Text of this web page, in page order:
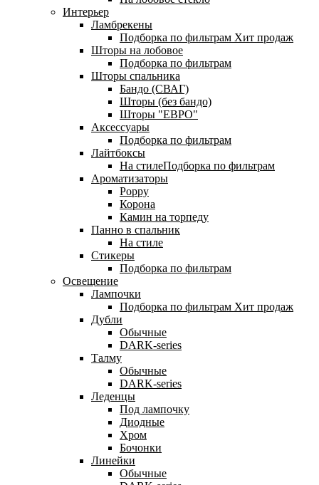
Интерьер
Ламбрекены
Подборка по фильтрам Хит продаж
Шторы на лобовое
Подборка по фильтрам
Шторы спальника
Бандо (СВАГ)
Шторы (без бандо)
Шторы "ЕВРО"
Аксессуары
Подборка по фильтрам
Лайтбоксы
На стилеПодборка по фильтрам
Ароматизаторы
Poppy
Корона
Камин на торпеду
Панно в спальник
На стиле
Стикеры
Подборка по фильтрам
Освещение
Лампочки
Подборка по фильтрам Хит продаж
Дубли
Обычные
DARK-series
Талму
Обычные
DARK-series
Леденцы
Под лампочку
Диодные
Хром
Бочонки
Линейки
Обычные